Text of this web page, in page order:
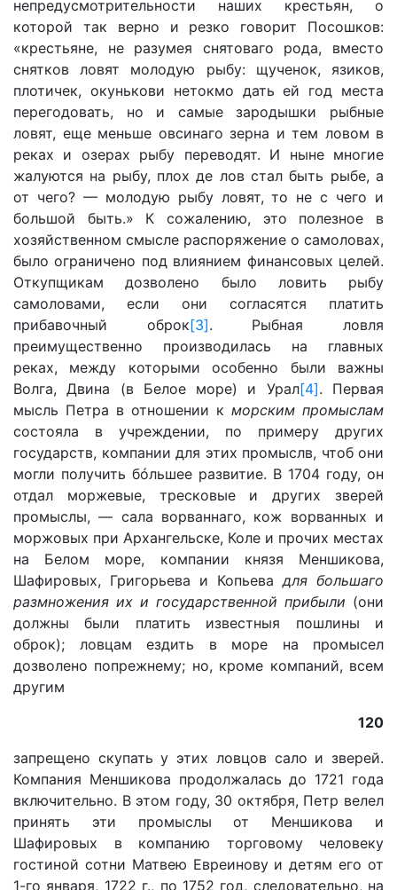
непредусмотрительности наших крестьян, о
которой так верно и резко говорит Посошков:
«крестьяне, не разумея снятоваго рода, вместо
снятков ловят молодую рыбу: щученок, язиков,
плотичек, окунькови нетокмо дать ей год места
перегодовать, но и самые зародышки рыбные
ловят, еще меньше овсинаго зерна и тем ловом в
реках и озерах рыбу переводят. И ныне многие
жалуются на рыбу, плох де лов стал быть рыбе, а
от чего? — молодую рыбу ловят, то не с чего и
большой быть.» К сожалению, это полезное в
хозяйственном смысле распоряжение о самоловах,
было ограничено под влиянием финансовых целей.
Откупщикам дозволено было ловить рыбу
самоловами, если они согласятся платить
прибавочный оброк[3]. Рыбная ловля
преимущественно производилась на главных
реках, между которыми особенно были важны
Волга, Двина (в Белое море) и Урал[4]. Первая
мысль Петра в отношении к морским промыслам
состояла в учреждении, по примеру других
государств, компании для этих промыслв, чтоб они
могли получить бóльшее развитие. В 1704 году, он
отдал моржевые, тресковые и других зверей
промыслы, — сала ворваннаго, кож ворванных и
моржовых при Архангельске, Коле и прочих местах
на Белом море, компании князя Меншикова,
Шафировых, Григорьева и Копьевадля большаго
размножения их и государственной прибыли (они
должны были платить известныя пошлины и
оброк); ловцам ездить в море на промысел
дозволено попрежнему; но, кроме компаний, всем
другим
120
запрещено скупать у этих ловцов сало и зверей.
Компания Меншикова продолжалась до 1721 года
включительно. В этом году, 30 октября, Петр велел
принять эти промыслы от Меншикова и
Шафировых в компанию торговому человеку
гостиной сотни Матвею Евреинову и детям его от
1-го января, 1722 г., по 1752 год, следовательно, на